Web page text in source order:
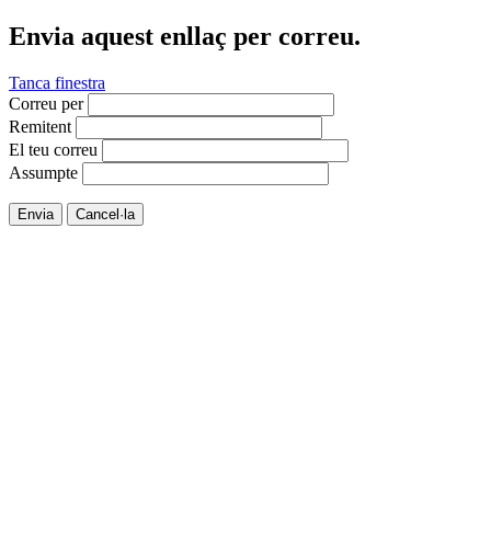
Envia aquest enllaç per correu.
Tanca finestra
Correu per
Remitent
El teu correu
Assumpte
Envia Cancel·la